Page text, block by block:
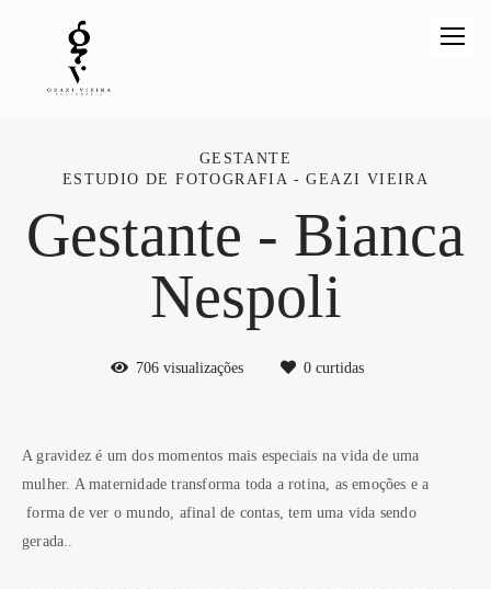
GESTANTE
ESTUDIO DE FOTOGRAFIA - GEAZI VIEIRA
Gestante - Bianca
Nespoli
706 visualizações 0 curtidas
A gravidez é um dos momentos mais especiais na vida de uma
mulher. A maternidade transforma toda a rotina, as emoções e a
forma de ver o mundo, afinal de contas, tem uma vida sendo
gerada..